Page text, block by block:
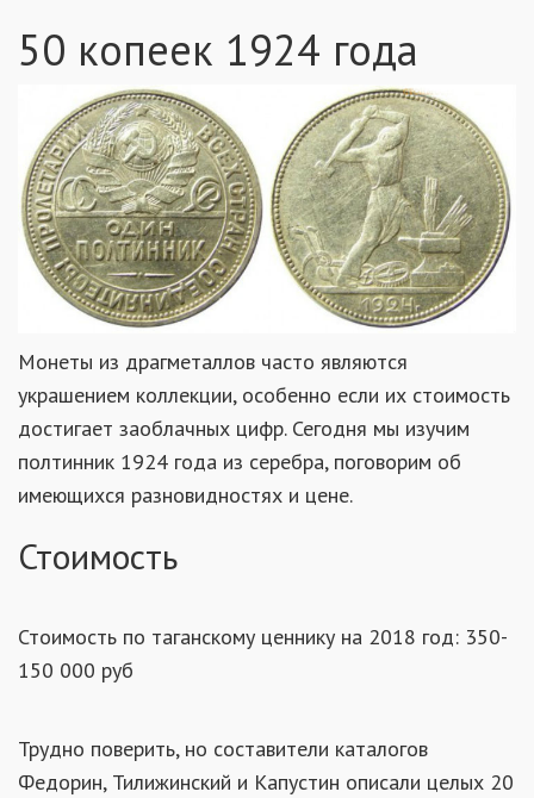
50 копеек 1924 года
Монеты из драгметаллов часто являются
украшением коллекции, особенно если их стоимость
достигает заоблачных цифр. Сегодня мы изучим
полтинник 1924 года из серебра, поговорим об
имеющихся разновидностях и цене.
Стоимость
Стоимость по таганскому ценнику на 2018 год: 350-
150 000 руб
Трудно поверить, но составители каталогов
Федорин, Тилижинский и Капустин описали целых 20